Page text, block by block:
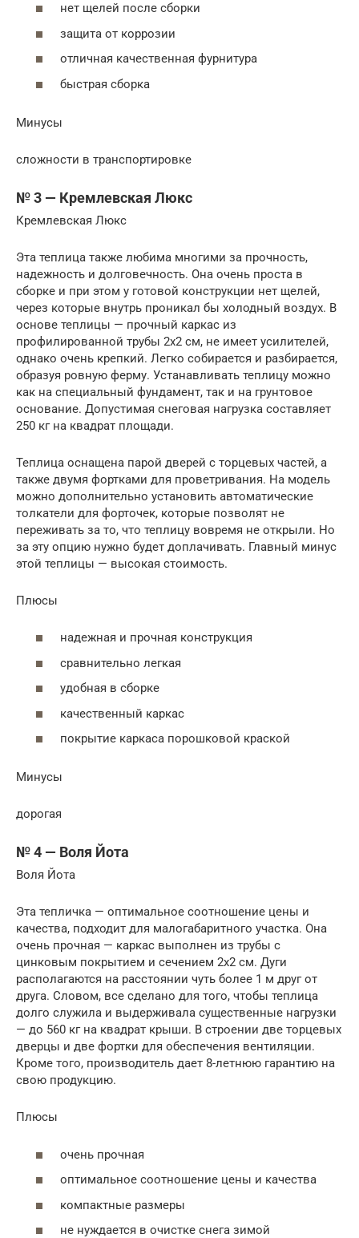
нет щелей после сборки
защита от коррозии
отличная качественная фурнитура
быстрая сборка
Минусы
сложности в транспортировке
№ 3 — Кремлевская Люкс
Кремлевская Люкс
Эта теплица также любима многими за прочность,
надежность и долговечность. Она очень проста в
сборке и при этом у готовой конструкции нет щелей,
через которые внутрь проникал бы холодный воздух. В
основе теплицы — прочный каркас из
профилированной трубы 2х2 см, не имеет усилителей,
однако очень крепкий. Легко собирается и разбирается,
образуя ровную ферму. Устанавливать теплицу можно
как на специальный фундамент, так и на грунтовое
основание. Допустимая снеговая нагрузка составляет
250 кг на квадрат площади.
Теплица оснащена парой дверей с торцевых частей, а
также двумя фортками для проветривания. На модель
можно дополнительно установить автоматические
толкатели для форточек, которые позволят не
переживать за то, что теплицу вовремя не открыли. Но
за эту опцию нужно будет доплачивать. Главный минус
этой теплицы — высокая стоимость.
Плюсы
надежная и прочная конструкция
сравнительно легкая
удобная в сборке
качественный каркас
покрытие каркаса порошковой краской
Минусы
дорогая
№ 4 — Воля Йота
Воля Йота
Эта тепличка — оптимальное соотношение цены и
качества, подходит для малогабаритного участка. Она
очень прочная — каркас выполнен из трубы с
цинковым покрытием и сечением 2х2 см. Дуги
располагаются на расстоянии чуть более 1 м друг от
друга. Словом, все сделано для того, чтобы теплица
долго служила и выдерживала существенные нагрузки
— до 560 кг на квадрат крыши. В строении две торцевых
дверцы и две фортки для обеспечения вентиляции.
Кроме того, производитель дает 8-летнюю гарантию на
свою продукцию.
Плюсы
очень прочная
оптимальное соотношение цены и качества
компактные размеры
не нуждается в очистке снега зимой